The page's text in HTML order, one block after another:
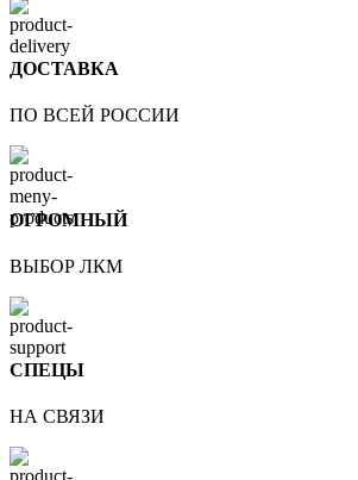
ДОСТАВКА
ПО ВСЕЙ РОССИИ
ОГРОМНЫЙ
ВЫБОР ЛКМ
СПЕЦЫ
НА СВЯЗИ